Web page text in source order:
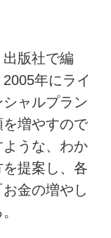
版社で編
年にライ
ャルプラン
増やすので
うな、わか
提案し、各
金の増やし